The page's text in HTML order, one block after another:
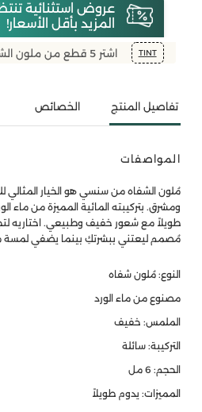
عروض استثنائية
المزيد بأقل الأسعار!
TINT اشتر 5 قطع من ملون الشفاه بـ199 ريال
تفاصيل المنتج الخصائص
المواصفات
مُلون الشفاه من سنسي هو الخيار
ومشرق. بتركيبته المائية المميزة من ماء
طويلاً مع شعور خفيف وطبيعي. اختاريه
مُصمم ليعتني ببشرتكِ بينما يضفي لمسة
النوع: مُلون شفاه
مصنوع من ماء الورد
الملمس: خفيف
التركيبة: سائلة
الحجم: 6 مل
المميزات: يدوم طويلاً